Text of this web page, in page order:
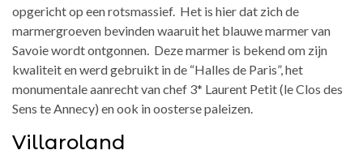
opgericht op een rotsmassief. Het is hier dat zich de
marmergroeven bevinden waaruit het blauwe marmer van
Savoie wordt ontgonnen. Deze marmer is bekend om zijn
kwaliteit en werd gebruikt in de “Halles de Paris”, het
monumentale aanrecht van chef 3* Laurent Petit (le Clos des
Sens te Annecy) en ook in oosterse paleizen.
Villaroland